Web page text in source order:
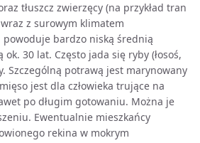
tłuszcz zwierzęcy (na przykład tran
z surowym klimatem
bardzo niską średnią
ok. 30 lat. Często jada się ryby (łosoś,
Szczególną potrawą jest marynowany
jest dla człowieka trujące na
po długim gotowaniu. Można je
Ewentualnie mieszkańcy
rekina w mokrym